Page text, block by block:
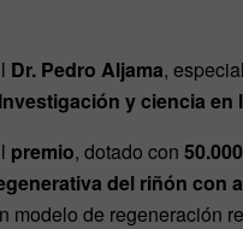
Dr. Pedro Aljama,
y ciencia en
premio, dotado con
del riñón con
modelo de regeneración